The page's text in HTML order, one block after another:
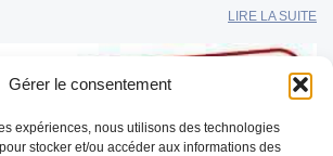
Gérer le consentement
expériences, nous utilisons des technologies
stocker et/ou accéder aux informations des
LIRE LA SUITE